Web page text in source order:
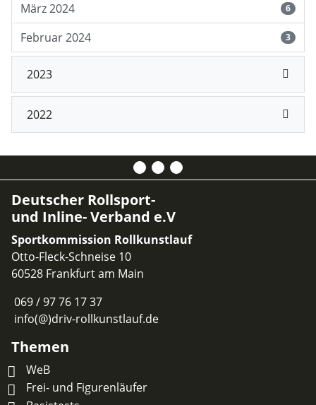
März 2024 6
Februar 2024 3
2023
2022
Deutscher Rollsport-
und Inline- Verband e.V
Sportkommission Rollkunstlauf
Otto-Fleck-Schneise 10
60528 Frankfurt am Main
069 / 97 76 17 37
info(@)driv-rollkunstlauf.de
Themen
WeB
Frei- und Figurenläufer